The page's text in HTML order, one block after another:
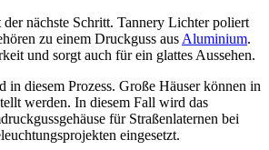
nächste Schritt. Tannery Lichter poliert
zu einem Druckguss aus Aluminium.
und sorgt auch für ein glattes Aussehen.
in diesem Prozess. Große Häuser können in
werden. In diesem Fall wird das
für Straßenlaternen bei
eingesetzt.